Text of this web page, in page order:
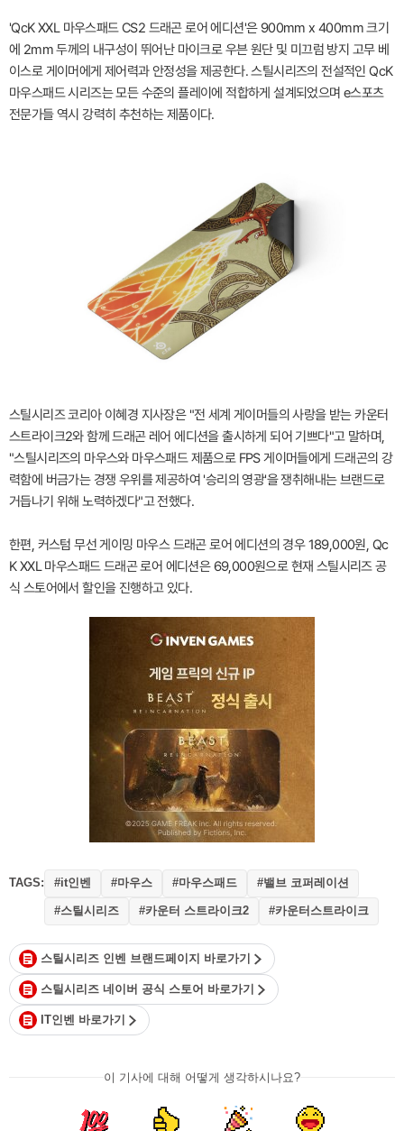
'QcK XXL 마우스패드 CS2 드래곤 로어 에디션'은 900mm x 400mm 크기
에 2mm 두께의 내구성이 뛰어난 마이크로 우븐 원단 및 미끄럼 방지 고무 베
이스로 게이머에게 제어력과 안정성을 제공한다. 스틸시리즈의 전설적인 QcK
마우스패드 시리즈는 모든 수준의 플레이에 적합하게 설계되었으며 e스포츠
전문가들 역시 강력히 추천하는 제품이다.
스틸시리즈 코리아 이혜경 지사장은 "전 세계 게이머들의 사랑을 받는 카운터
스트라이크2와 함께 드래곤 레어 에디션을 출시하게 되어 기쁘다"고 말하며,
"스틸시리즈의 마우스와 마우스패드 제품으로 FPS 게이머들에게 드래곤의 강
력함에 버금가는 경쟁 우위를 제공하여 '승리의 영광'을 쟁취해내는 브랜드로
거듭나기 위해 노력하겠다"고 전했다.
한편, 커스텀 무선 게이밍 마우스 드래곤 로어 에디션의 경우 189,000원, Qc
K XXL 마우스패드 드래곤 로어 에디션은 69,000원으로 현재 스틸시리즈 공
식 스토어에서 할인을 진행하고 있다.
TAGS: #it인벤 #마우스 #마우스패드 #밸브 코퍼레이션
#스틸시리즈 #카운터 스트라이크2 #카운터스트라이크
스틸시리즈 인벤 브랜드페이지 바로가기
스틸시리즈 네이버 공식 스토어 바로가기
IT인벤 바로가기
이 기사에 대해 어떻게 생각하시나요?